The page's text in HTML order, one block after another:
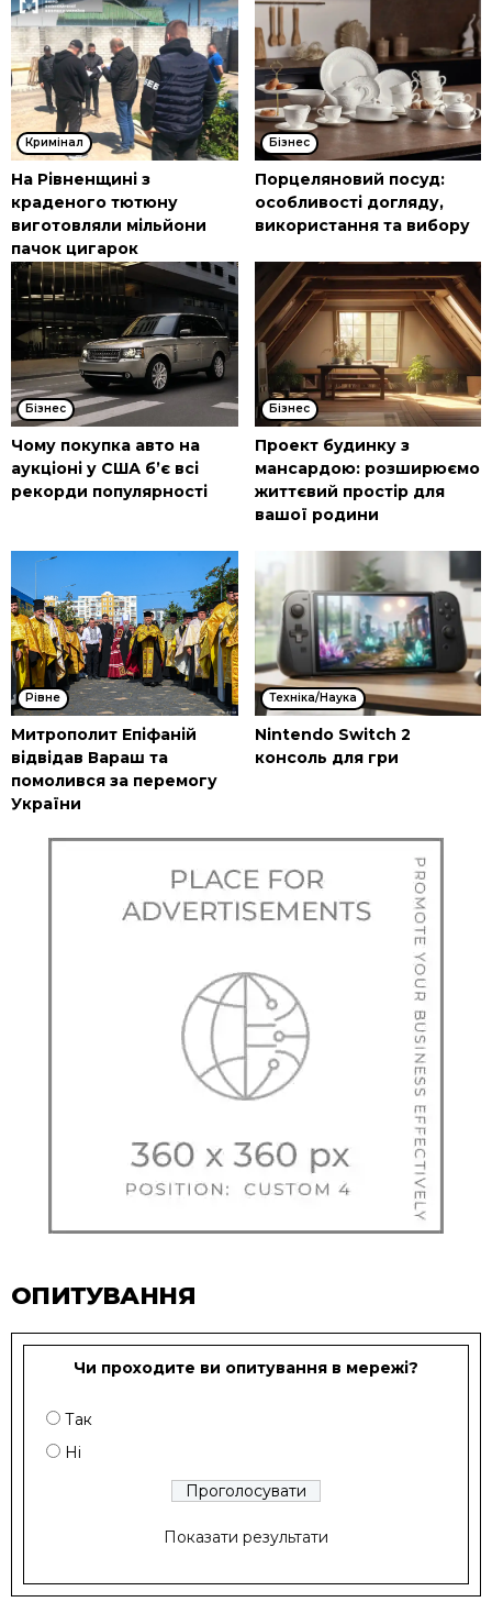
Кримінал
На Рівненщині з
краденого тютюну
виготовляли мільйони
пачок цигарок
Бізнес
Порцеляновий посуд:
особливості догляду,
використання та вибору
Бізнес
Чому покупка авто на
аукціоні у США б’є всі
рекорди популярності
Бізнес
Проект будинку з
мансардою: розширюємо
життєвий простір для
вашої родини
Рівне
Митрополит Епіфаній
відвідав Вараш та
помолився за перемогу
України
Техніка/Наука
Nintendo Switch 2
консоль для гри
ОПИТУВАННЯ
Чи проходите ви опитування в мережі?
Так
Ні
Показати результати